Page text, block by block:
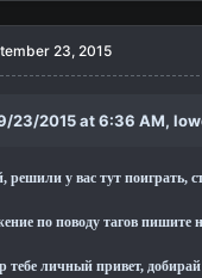
23, 2015
23/2015 at 6:36 AM,
решили у вас тут поиграть,
по поводу тагов пишите
личный привет,